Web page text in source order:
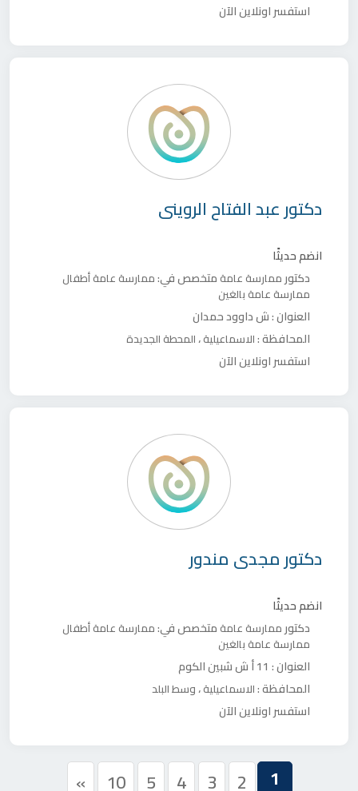
استفسر اونلاين الآن
دكتورعبد الفتاح الروينى
انضم حديثًا
دكتور ممارسة عامةمتخصص في:ممارسة عامة أطفال
ممارسة عامة بالغين
العنوان :ش داوود حمدان
المحافظة :الاسماعيلية،المحطة الجديدة
استفسر اونلاين الآن
دكتورمجدى مندور
انضم حديثًا
دكتور ممارسة عامةمتخصص في:ممارسة عامة أطفال
ممارسة عامة بالغين
العنوان : 11 أ ش شبين الكوم
المحافظة :الاسماعيلية،وسط البلد
استفسر اونلاين الآن
1
2
3
4
5
10
»